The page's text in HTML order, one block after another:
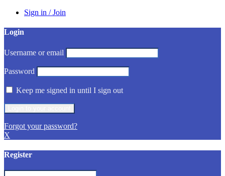
Sign in / Join
Login
Username or email
Password
Keep me signed in until I sign out
Forgot your password?
X
Register